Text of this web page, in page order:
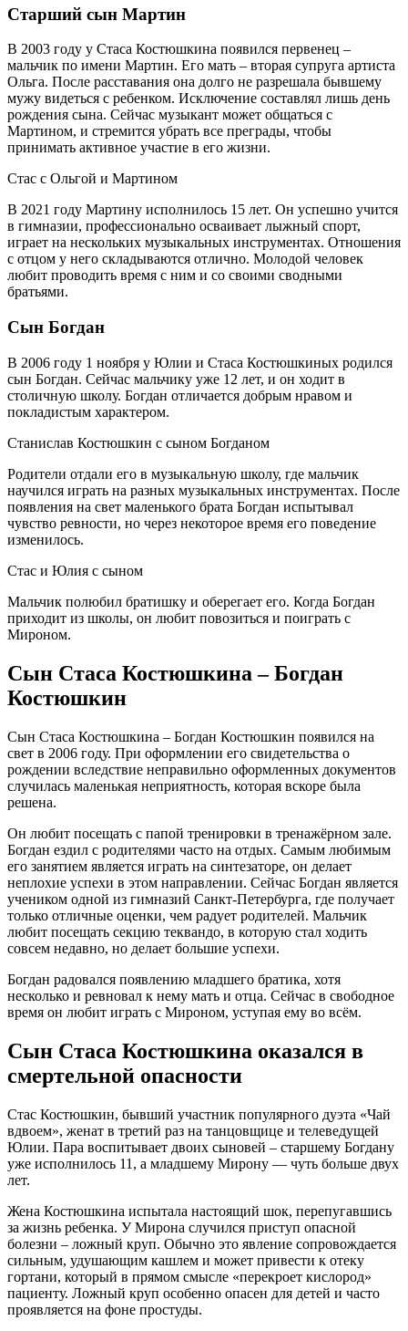
Старший сын Мартин
В 2003 году у Стаса Костюшкина появился первенец –
мальчик по имени Мартин. Его мать – вторая супруга артиста
Ольга. После расставания она долго не разрешала бывшему
мужу видеться с ребенком. Исключение составлял лишь день
рождения сына. Сейчас музыкант может общаться с
Мартином, и стремится убрать все преграды, чтобы
принимать активное участие в его жизни.
Стас с Ольгой и Мартином
В 2021 году Мартину исполнилось 15 лет. Он успешно учится
в гимназии, профессионально осваивает лыжный спорт,
играет на нескольких музыкальных инструментах. Отношения
с отцом у него складываются отлично. Молодой человек
любит проводить время с ним и со своими сводными
братьями.
Сын Богдан
В 2006 году 1 ноября у Юлии и Стаса Костюшкиных родился
сын Богдан. Сейчас мальчику уже 12 лет, и он ходит в
столичную школу. Богдан отличается добрым нравом и
покладистым характером.
Станислав Костюшкин с сыном Богданом
Родители отдали его в музыкальную школу, где мальчик
научился играть на разных музыкальных инструментах. После
появления на свет маленького брата Богдан испытывал
чувство ревности, но через некоторое время его поведение
изменилось.
Стас и Юлия с сыном
Мальчик полюбил братишку и оберегает его. Когда Богдан
приходит из школы, он любит повозиться и поиграть с
Мироном.
Сын Стаса Костюшкина – Богдан
Костюшкин
Сын Стаса Костюшкина – Богдан Костюшкин появился на
свет в 2006 году. При оформлении его свидетельства о
рождении вследствие неправильно оформленных документов
случилась маленькая неприятность, которая вскоре была
решена.
Он любит посещать с папой тренировки в тренажёрном зале.
Богдан ездил с родителями часто на отдых. Самым любимым
его занятием является играть на синтезаторе, он делает
неплохие успехи в этом направлении. Сейчас Богдан является
учеником одной из гимназий Санкт-Петербурга, где получает
только отличные оценки, чем радует родителей. Мальчик
любит посещать секцию теквандо, в которую стал ходить
совсем недавно, но делает большие успехи.
Богдан радовался появлению младшего братика, хотя
несколько и ревновал к нему мать и отца. Сейчас в свободное
время он любит играть с Мироном, уступая ему во всём.
Сын Стаса Костюшкина оказался в
смертельной опасности
Стас Костюшкин, бывший участник популярного дуэта «Чай
вдвоем», женат в третий раз на танцовщице и телеведущей
Юлии. Пара воспитывает двоих сыновей – старшему Богдану
уже исполнилось 11, а младшему Мирону — чуть больше двух
лет.
Жена Костюшкина испытала настоящий шок, перепугавшись
за жизнь ребенка. У Мирона случился приступ опасной
болезни – ложный круп. Обычно это явление сопровождается
сильным, удушающим кашлем и может привести к отеку
гортани, который в прямом смысле «перекроет кислород»
пациенту. Ложный круп особенно опасен для детей и часто
проявляется на фоне простуды.